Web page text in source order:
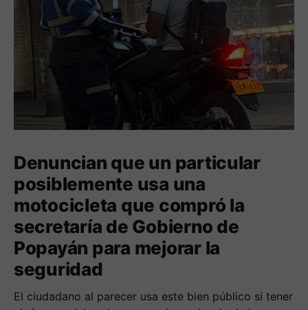
Denuncian que un particular
posiblemente usa una
motocicleta que compró la
secretaría de Gobierno de
Popayán para mejorar la
seguridad
El ciudadano al parecer usa este bien público si tener